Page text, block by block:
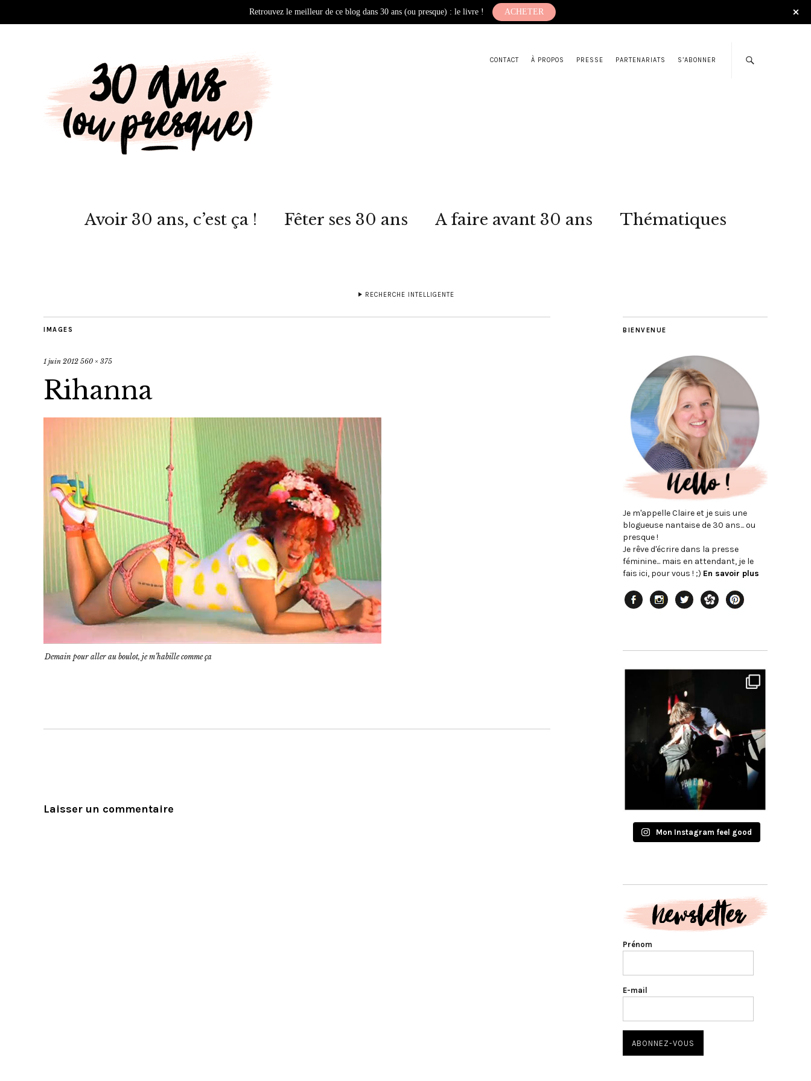
CONTACT À PROPOS PRESSE PARTENARIATS S’ABONNER
Avoir 30 ans, c’est ça ! Fêter ses 30 ans A faire avant 30 ans Thématiques
RECHERCHE INTELLIGENTE
IMAGES
1 juin 2012 560 × 375
Rihanna
Demain pour aller au boulot, je m’habille comme ça
Laisser un commentaire
BIENVENUE
Je m'appelle Claire et je suis une
blogueuse nantaise de 30 ans... ou
presque !
Je rêve d'écrire dans la presse
féminine... mais en attendant, je le
fais ici, pour vous ! ;) En savoir plus
Mon Instagram feel good
Prénom
E-mail
Retrouvez le meilleur de ce blog dans 30 ans (ou presque) : le livre ! ACHETER